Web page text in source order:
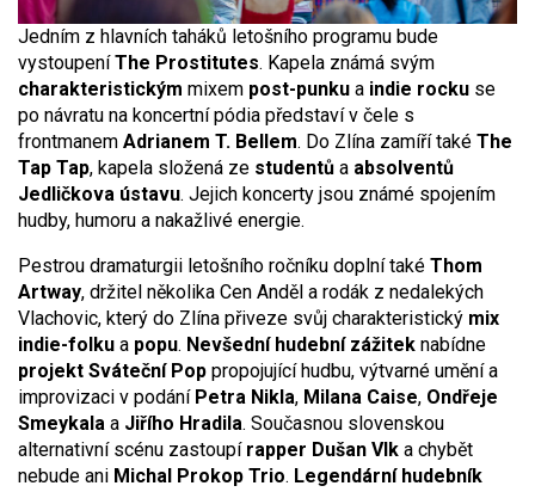
Jedním z hlavních taháků letošního programu bude
vystoupeníThe Prostitutes. Kapela známá svým
charakteristickým mixem post-punku a indie rocku se
po návratu na koncertní pódia představí v čele s
frontmanem Adrianem T. Bellem. Do Zlína zamíří také The
Tap Tap, kapela složená ze studentů a absolventů
Jedličkova ústavu. Jejich koncerty jsou známé spojením
hudby, humoru a nakažlivé energie.
Pestrou dramaturgii letošního ročníku doplní také Thom
Artway, držitel několika Cen Anděl a rodák z nedalekých
Vlachovic, který do Zlína přiveze svůj charakteristický mix
indie-folku a popu. Nevšední hudební zážitek nabídne
projekt Sváteční Pop propojující hudbu, výtvarné umění a
improvizaci v podání Petra Nikla, Milana Caise, Ondřeje
Smeykala a Jiřího Hradila. Současnou slovenskou
alternativní scénu zastoupí rapper Dušan Vlk a chybět
nebude ani Michal Prokop Trio. Legendární hudebník